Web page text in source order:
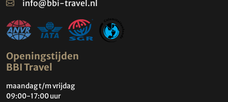
info@bbi-travel.nl
Openingstijden
BBI Travel
maandag t/m vrijdag
09:00-17:00 uur